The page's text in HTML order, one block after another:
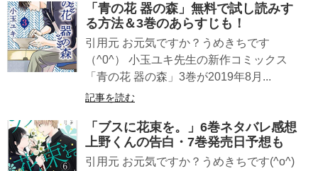
「青の花 器の森」無料で試し読みす
る方法＆3巻のあらすじも！
引用元 お元気ですか？うめきちです
（^0^） 小玉ユキ先生の新作コミックス
「青の花 器の森」3巻が2019年8月...
記事を読む
「ブスに花束を。」6巻ネタバレ感想
上野くんの告白・7巻発売日予想も
引用元 お元気ですか？うめきちです(^o^)